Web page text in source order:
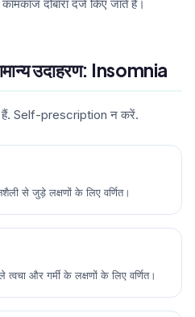
दोबारा दर्ज किए जाते हैं।
उदाहरण: Insomnia
Self-prescription न करें.
से जुड़े लक्षणों के लिए वर्णित।
त्वचा और गर्मी के लक्षणों के लिए वर्णित।